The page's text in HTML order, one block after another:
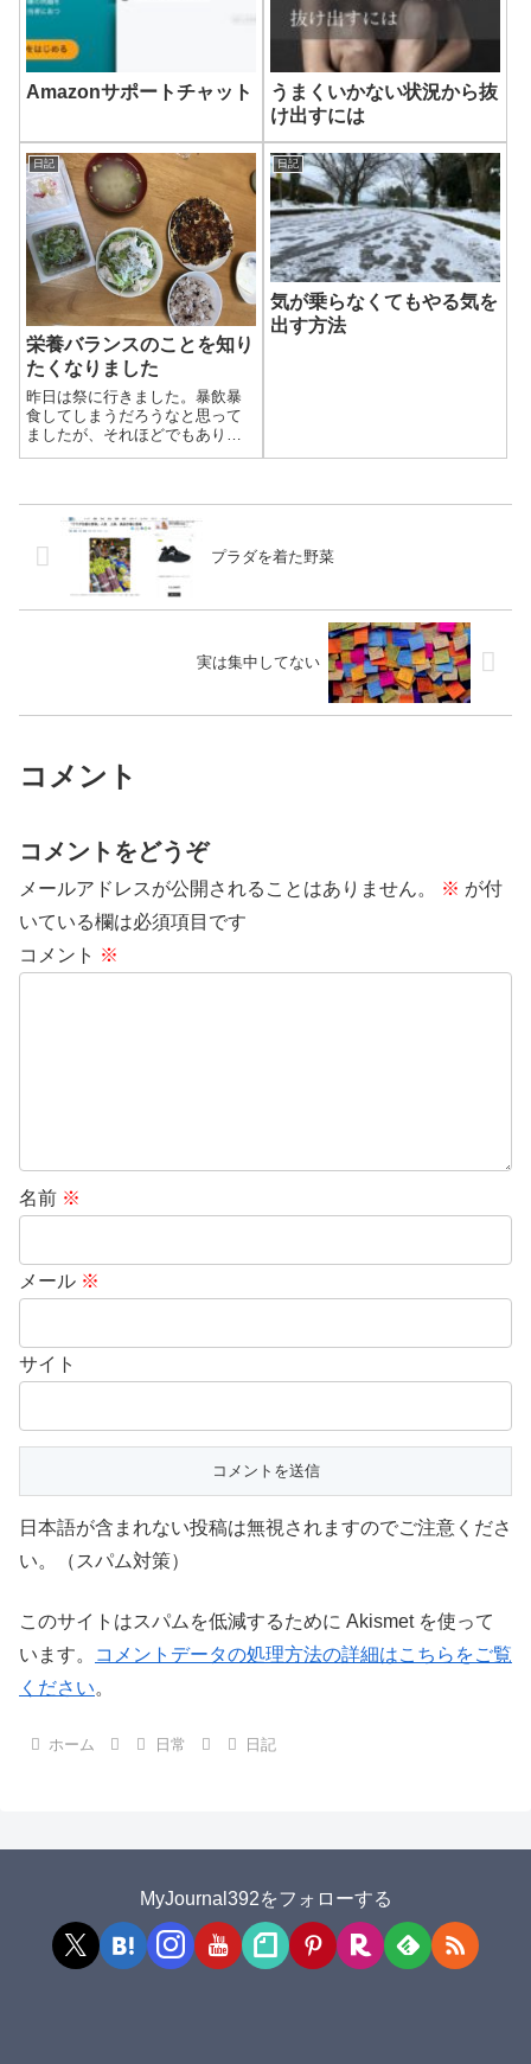
Amazonサポートチャット
うまくいかない状況から抜
け出すには
日記
栄養バランスのことを知り
たくなりました
昨日は祭に行きました。暴飲暴
食してしまうだろうなと思って
ましたが、それほどでもありま
せんでした。
日記
気が乗らなくてもやる気を
出す方法
プラダを着た野菜
実は集中してない
コメント
コメントをどうぞ
メールアドレスが公開されることはありません。 ※ が付
いている欄は必須項目です
コメント ※
名前 ※
メール ※
サイト
日本語が含まれない投稿は無視されますのでご注意くださ
い。（スパム対策）
このサイトはスパムを低減するために Akismet を使って
います。
コメントデータの処理方法の詳細はこちらをご覧
ください。
ホーム 日常 日記
MyJournal392をフォローする